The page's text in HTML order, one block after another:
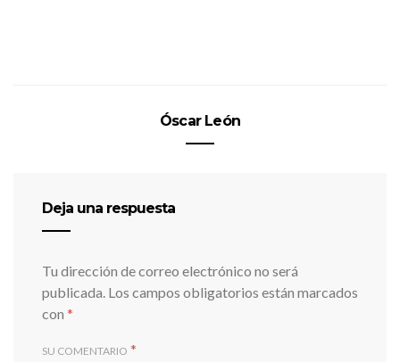
Óscar León
Deja una respuesta
Tu dirección de correo electrónico no será
publicada. Los campos obligatorios están marcados
con *
SU COMENTARIO *